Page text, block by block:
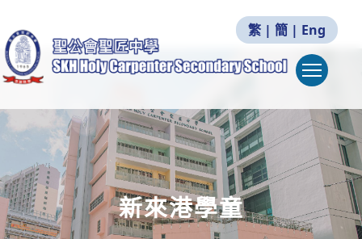
繁 | 簡 | Eng
新來港學童